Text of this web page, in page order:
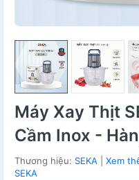
Máy Xay Thịt
Cầm Inox -
Thương hiệu: SEKA
Xem
SEKA